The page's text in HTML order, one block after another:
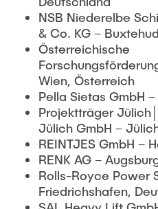
NSB Niederelbe
& Co. KG –
Österreichische
Wien, Österreich
Pella Sietas GmbH
Projektträger
Jülich GmbH –
REINTJES GmbH –
RENK AG –
Rolls-Royce Power
Friedrichshafen,